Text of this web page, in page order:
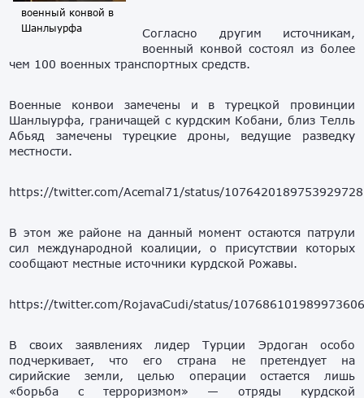
военный конвой в
Шанлыурфа
Согласно другим источникам,
военный конвой состоял из более
чем 100 военных транспортных средств.
Военные конвои замечены и в турецкой провинции
Шанлыурфа, граничащей с курдским Кобани, близ Телль
Абьяд замечены турецкие дроны, ведущие разведку
местности.
https://twitter.com/Acemal71/status/1076420189753929728
В этом же районе на данный момент остаются патрули
сил международной коалиции, о присутствии которых
сообщают местные источники курдской Рожавы.
https://twitter.com/RojavaCudi/status/
В своих заявлениях лидер Турции Эрдоган особо
подчеркивает, что его страна не претендует на
сирийские земли, целью операции остается лишь
«борьба с терроризмом» — отряды курдской